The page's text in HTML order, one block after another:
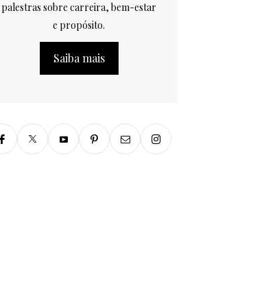
palestras sobre carreira, bem-estar
e propósito.
Saiba mais